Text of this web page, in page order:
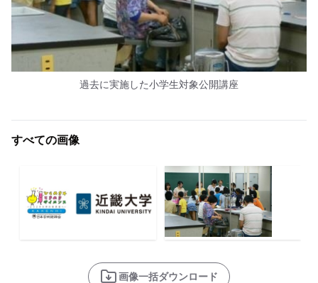
過去に実施した小学生対象公開講座
すべての画像
画像一括ダウンロード